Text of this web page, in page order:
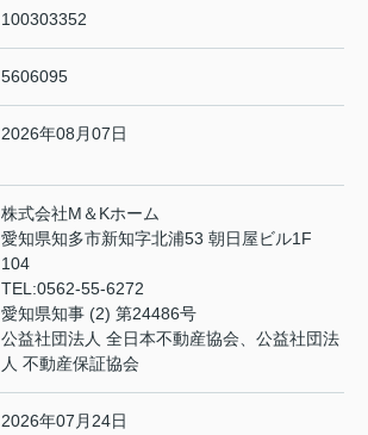
100303352
5606095
2026年08月07日
株式会社M＆Kホーム
愛知県知多市新知字北浦53 朝日屋ビル1F
104
TEL:0562-55-6272
愛知県知事 (2) 第24486号
公益社団法人 全日本不動産協会、公益社団法
人 不動産保証協会
2026年07月24日